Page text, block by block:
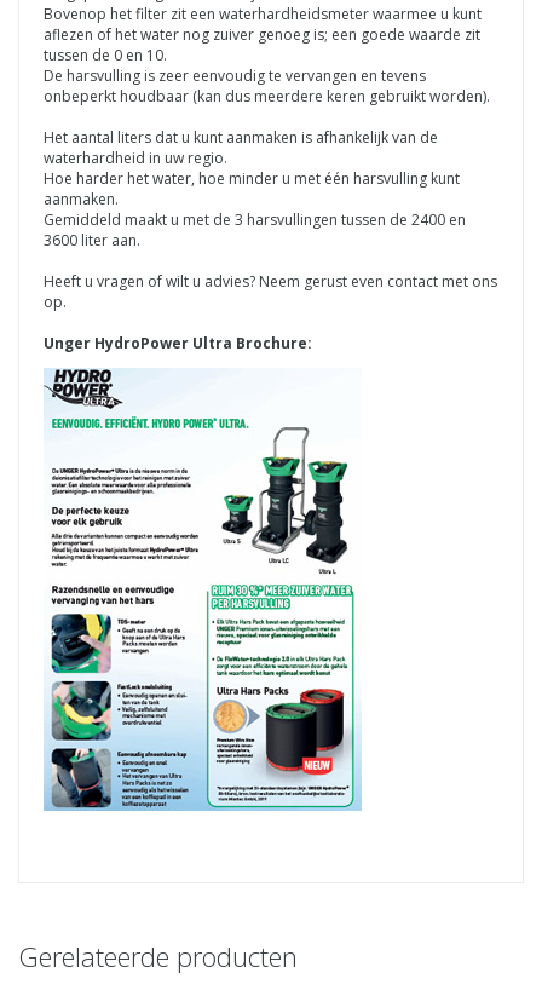
Bovenop het filter zit een waterhardheidsmeter waarmee u kunt
aflezen of het water nog zuiver genoeg is; een goede waarde zit
tussen de 0 en 10.
De harsvulling is zeer eenvoudig te vervangen en tevens
onbeperkt houdbaar (kan dus meerdere keren gebruikt worden).
Het aantal liters dat u kunt aanmaken is afhankelijk van de
waterhardheid in uw regio.
Hoe harder het water, hoe minder u met één harsvulling kunt
aanmaken.
Gemiddeld maakt u met de 3 harsvullingen tussen de 2400 en
3600 liter aan.
Heeft u vragen of wilt u advies? Neem gerust even contact met ons
op.
Unger HydroPower Ultra Brochure:
Gerelateerde producten